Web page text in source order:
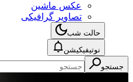
عکس ماشین
تصاویر گرافیکی
حالت شب
نوتیفیکیشن
جستجو